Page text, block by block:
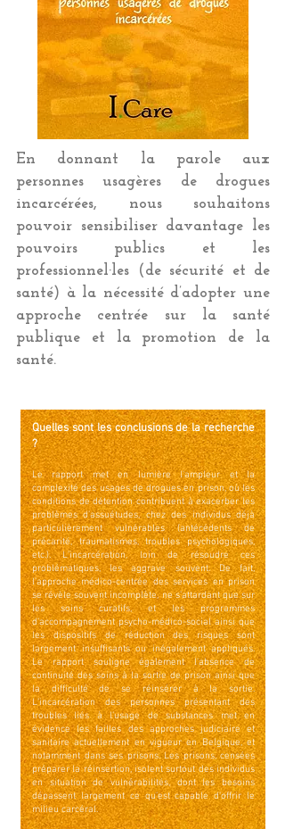
En donnant la parole aux
personnes usagères de drogues
incarcérées, nous souhaitons
pouvoir sensibiliser davantage les
pouvoirs publics et les
professionnel·les (de sécurité et de
santé) à la nécessité d’adopter une
approche centrée sur la santé
publique et la promotion de la
santé.
Quelles sont les conclusions de la recherche
?
Le rapport met en lumière l'ampleur et la
complexité des usages de drogues en prison, où les
conditions de détention contribuent à exacerber les
problèmes d’assuétudes, chez des individus déjà
particulièrement vulnérables (antécédents de
précarité, traumatismes, troubles psychologiques,
etc.). L’incarcération, loin de résoudre ces
problématiques, les aggrave souvent. De fait,
l’approche médico-centrée des services en prison
se révèle souvent incomplète, ne s’attardant que sur
les soins curatifs, et les programmes
d’accompagnement psycho-médico-social ainsi que
les dispositifs de réduction des risques sont
largement insuffisants ou inégalement appliqués.
Le rapport souligne également l'absence de
continuité des soins à la sortie de prison ainsi que
la difficulté de se réinsérer à la sortie.
L’incarcération des personnes présentant des
troubles liés à l’usage de substances met en
évidence les failles des approches judiciaire et
sanitaire actuel­lement en vigueur en Belgique, et
notamment dans ses prisons. Les prisons, cen­sées
préparer la réinsertion, isolent surtout des individus
en situation de vulnérabilités, dont les besoins
dépassent largement ce qu’est capable d’offrir le
milieu carcéral.